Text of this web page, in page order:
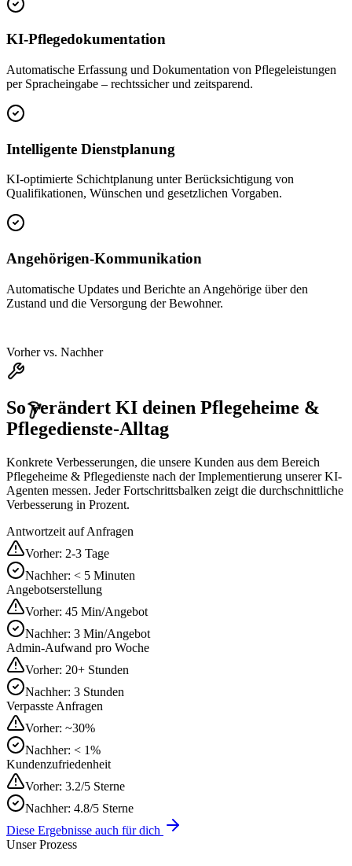
KI-Pflegedokumentation
Automatische Erfassung und Dokumentation von Pflegeleistungen
per Spracheingabe – rechtssicher und zeitsparend.
Intelligente Dienstplanung
KI-optimierte Schichtplanung unter Berücksichtigung von
Qualifikationen, Wünschen und gesetzlichen Vorgaben.
Angehörigen-Kommunikation
Automatische Updates und Berichte an Angehörige über den
Zustand und die Versorgung der Bewohner.
Vorher vs. Nachher
So verändert KI deinen Pflegeheime &
Pflegedienste-Alltag
Konkrete Verbesserungen, die unsere Kunden aus dem Bereich
Pflegeheime & Pflegedienste nach der Implementierung unserer KI-
Agenten messen. Jeder Fortschrittsbalken zeigt die durchschnittliche
Verbesserung in Prozent.
Antwortzeit auf Anfragen
Vorher: 2-3 Tage
Nachher: < 5 Minuten
Angebotserstellung
Vorher: 45 Min/Angebot
Nachher: 3 Min/Angebot
Admin-Aufwand pro Woche
Vorher: 20+ Stunden
Nachher: 3 Stunden
Verpasste Anfragen
Vorher: ~30%
Nachher: < 1%
Kundenzufriedenheit
Vorher: 3.2/5 Sterne
Nachher: 4.8/5 Sterne
Diese Ergebnisse auch für dich
Unser Prozess